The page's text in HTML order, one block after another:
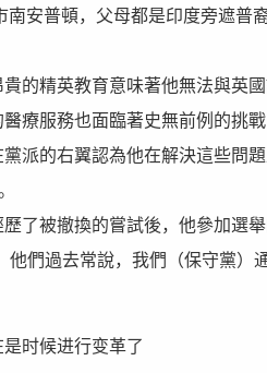
安普頓，父母都是印度旁遮普
的精英教育意味著他無法與英
療服務也面臨著史無前例的挑
派的右翼認為他在解決這些問
了被撤換的嘗試後，他參加選
他們過去常說，我們（保守黨）
时候进行变革了